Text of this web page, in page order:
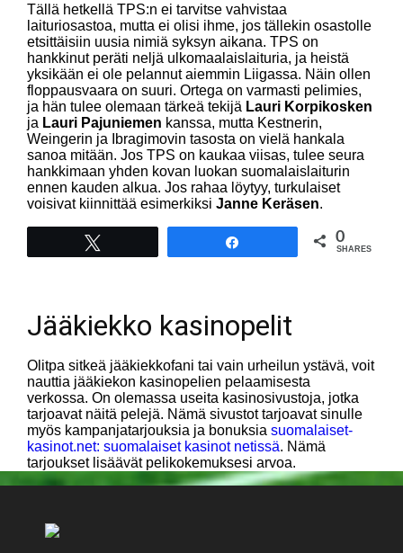
Tällä hetkellä TPS:n ei tarvitse vahvistaa
laituriosastoa, mutta ei olisi ihme, jos tällekin osastolle
etsittäisiin uusia nimiä syksyn aikana. TPS on
hankkinut peräti neljä ulkomaalaislaituria, ja heistä
yksikään ei ole pelannut aiemmin Liigassa. Näin ollen
floppausvaara on suuri. Ortega on varmasti pelimies,
ja hän tulee olemaan tärkeä tekijä Lauri Korpikosken
ja Lauri Pajuniemen kanssa, mutta Kestnerin,
Weingerin ja Ibragimovin tasosta on vielä hankala
sanoa mitään. Jos TPS on kaukaa viisas, tulee seura
hankkimaan yhden kovan luokan suomalaislaiturin
ennen kauden alkua. Jos rahaa löytyy, turkulaiset
voisivat kiinnittää esimerkiksi Janne Keräsen.
0
SHARES
Jääkiekko kasinopelit
Olitpa sitkeä jääkiekkofani tai vain urheilun ystävä, voit
nauttia jääkiekon kasinopelien pelaamisesta
verkossa. On olemassa useita kasinosivustoja, jotka
tarjoavat näitä pelejä. Nämä sivustot tarjoavat sinulle
myös kampanjatarjouksia ja bonuksia suomalaiset-
kasinot.net: suomalaiset kasinot netissä. Nämä
tarjoukset lisäävät pelikokemuksesi arvoa.